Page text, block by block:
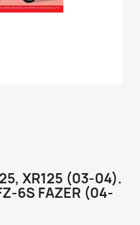
XR125 (03-04).
6S FAZER (04-